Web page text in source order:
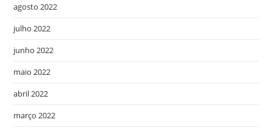
agosto 2022
julho 2022
junho 2022
maio 2022
abril 2022
março 2022